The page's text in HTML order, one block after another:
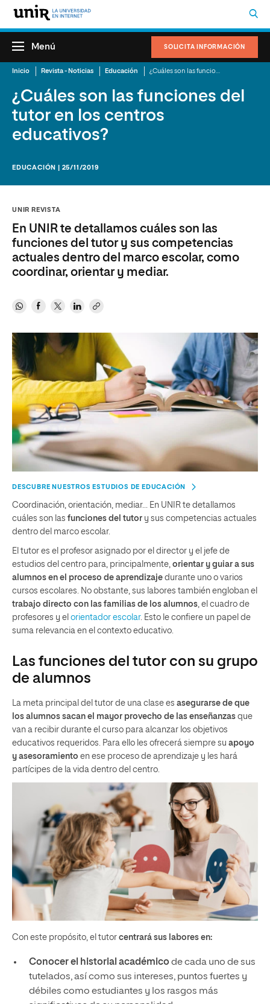
SOLICITA INFORMACIÓN
Menú
Inicio Revista - Noticias Educación
¿Cuáles son las funciones del
tutor en los centros
educativos?
EDUCACIÓN | 25/11/2019
UNIR REVISTA
En UNIR te detallamos cuáles son las
funciones del tutor y sus competencias
actuales dentro del marco escolar, como
coordinar, orientar y mediar.
DESCUBRE NUESTROS ESTUDIOS DE EDUCACIÓN
Coordinación, orientación, mediar… En UNIR te detallamos
cuáles son las funciones del tutor y sus competencias actuales
dentro del marco escolar.
El tutor es el profesor asignado por el director y el jefe de
estudios del centro para, principalmente, orientar y guiar a sus
alumnos en el proceso de aprendizaje durante uno o varios
cursos escolares. No obstante, sus labores también engloban el
trabajo directo con las familias de los alumnos , el cuadro de
profesores y el orientador escolar. Esto le confiere un papel de
suma relevancia en el contexto educativo.
Las funciones del tutor con su grupo
de alumnos
La meta principal del tutor de una clase es asegurarse de que
los alumnos sacan el mayor provecho de las enseñanzas que
van a recibir durante el curso para alcanzar los objetivos
educativos requeridos. Para ello les ofrecerá siempre su apoyo
y asesoramiento en ese proceso de aprendizaje y les hará
partícipes de la vida dentro del centro.
Con este propósito, el tutor centrará sus labores en:
Conocer el historial académicode cada uno de sus
tutelados, así como sus intereses, puntos fuertes y
débiles como estudiantes y los rasgos más